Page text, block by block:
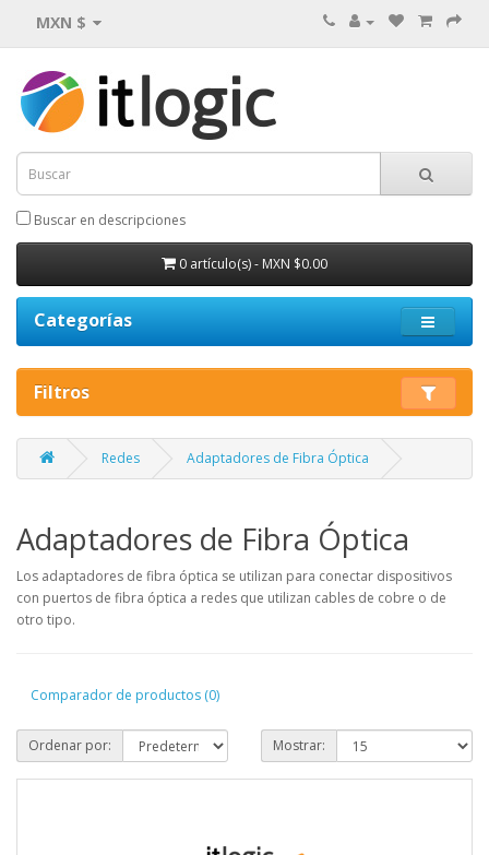
MXN $
Buscar en descripciones
0 artículo(s) - MXN $0.00
Categorías
Filtros
Redes Adaptadores de Fibra Óptica
Adaptadores de Fibra Óptica
Los adaptadores de fibra óptica se utilizan para conectar dispositivos
con puertos de fibra óptica a redes que utilizan cables de cobre o de
otro tipo.
Comparador de productos (0)
Ordenar por: Mostrar: